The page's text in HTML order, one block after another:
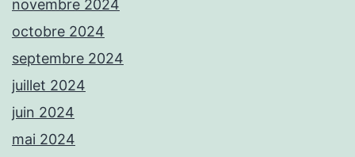
novembre 2024
octobre 2024
septembre 2024
juillet 2024
juin 2024
mai 2024